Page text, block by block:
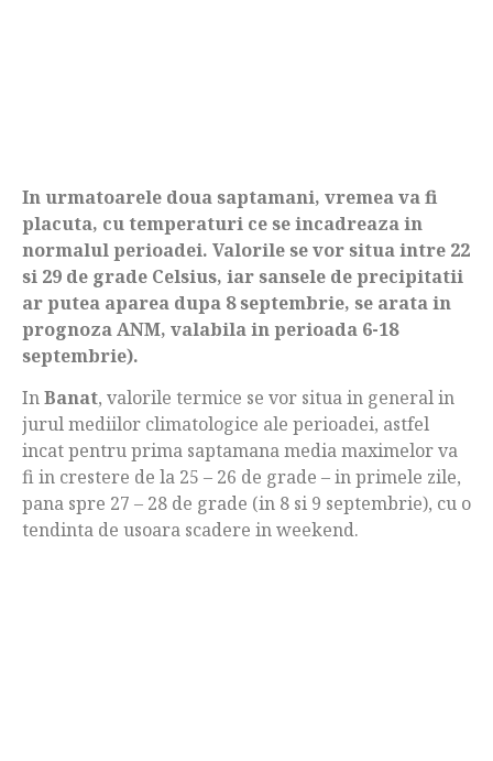
In urmatoarele doua saptamani, vremea va fi
placuta, cu temperaturi ce se incadreaza in
normalul perioadei. Valorile se vor situa intre 22
si 29 de grade Celsius, iar sansele de precipitatii
ar putea aparea dupa 8 septembrie, se arata in
prognoza ANM, valabila in perioada 6-18
septembrie).
InBanat, valorile termice se vor situa in general in
jurul mediilor climatologice ale perioadei, astfel
incat pentru prima saptamana media maximelor va
fi in crestere de la 25 – 26 de grade – in primele zile,
pana spre 27 – 28 de grade (in 8 si 9 septembrie), cu o
tendinta de usoara scadere in weekend.